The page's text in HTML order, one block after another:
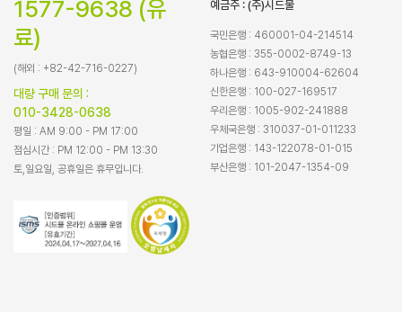
1577-9638 (유
료)
(해외 : +82-42-716-0227)
대량 구매 문의 :
010-3428-0638
평일 : AM 9:00 - PM 17:00
점심시간 : PM 12:00 - PM 13:30
토,일요일, 공휴일은 휴무입니다.
예금주 : (주)시드물
국민은행 : 460001-04-214514
농협은행 : 355-0002-8749-13
하나은행 : 643-910004-62604
신한은행 : 100-027-169517
우리은행 : 1005-902-241888
우체국은행 : 310037-01-011233
기업은행 : 143-122078-01-015
부산은행 : 101-2047-1354-09